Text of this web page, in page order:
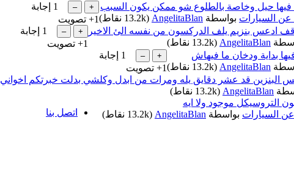
فيها حيل وخاصة بالطلوع شو ممكن يكون السبب
السيارات بواسطة AngelitaBlan
(
13.2k نقاط)+1 تصويت
1 إجابة
ادعس بنزيم يلف الدركسون من نفسه الئ الاخير
AngelitaBlan
(
13.2k نقاط) +1 تصويت
1 إجابة
بداية ودخان ما فيهاش
AngelitaBlan
(
13.2k نقاط)+1 تصويت
1 إجابة
البنزين قد عشر دقايق يله ومرات من ابدل وكلشي بدلت خبرتكم اخواني
AngelitaBlan
(
13.2k نقاط)
التروسيكل موجود ولا ايه
السيارات بواسطة AngelitaBlan
(
13.2k نقاط)
اتصل بنا